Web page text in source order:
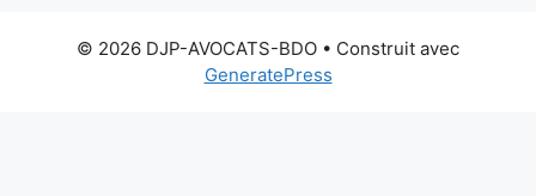
© 2026 DJP-AVOCATS-BDO • Construit avec
GeneratePress